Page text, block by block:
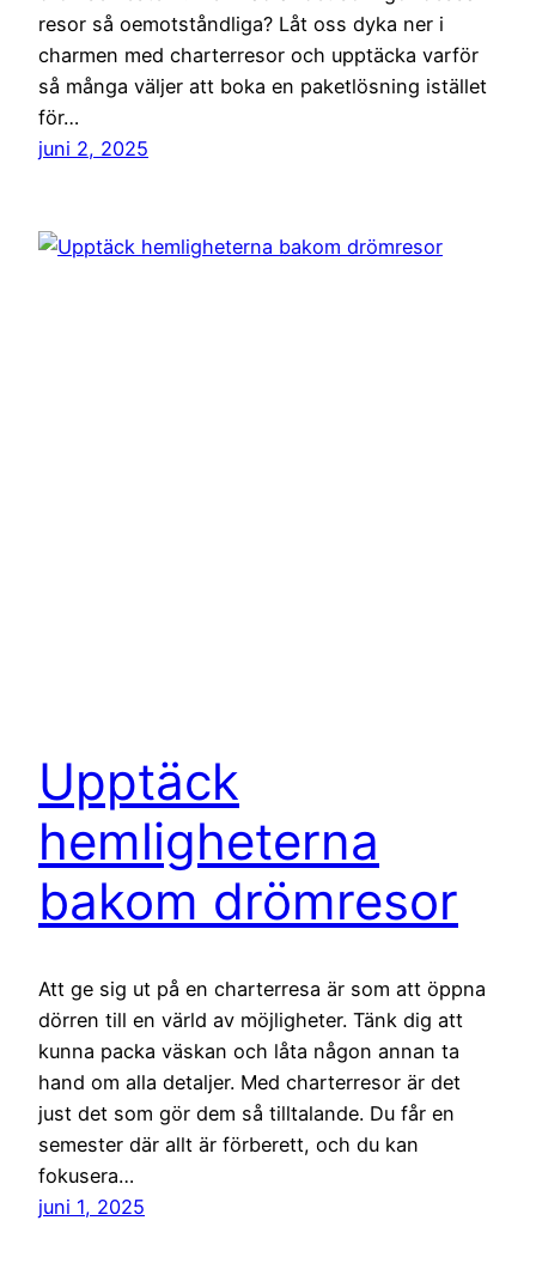
resor så oemotståndliga? Låt oss dyka ner i
charmen med charterresor och upptäcka varför
så många väljer att boka en paketlösning istället
för…
juni 2, 2025
Upptäck
hemligheterna
bakom drömresor
Att ge sig ut på en charterresa är som att öppna
dörren till en värld av möjligheter. Tänk dig att
kunna packa väskan och låta någon annan ta
hand om alla detaljer. Med charterresor är det
just det som gör dem så tilltalande. Du får en
semester där allt är förberett, och du kan
fokusera…
juni 1, 2025